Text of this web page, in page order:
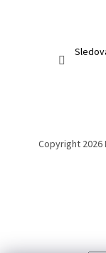
Copyright 2026